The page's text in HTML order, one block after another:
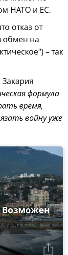
НАТО и ЕС.
отказ от
обмен на
– так
формула
время,
войну уже
Возможен